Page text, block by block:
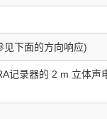
见下面的方向响应)
记录器的 2 m 立体声